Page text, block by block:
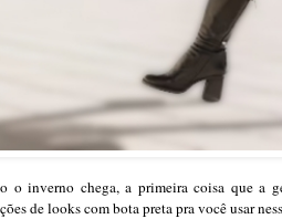
o inverno chega, a primeira coisa que a
de looks com bota preta pra você usar